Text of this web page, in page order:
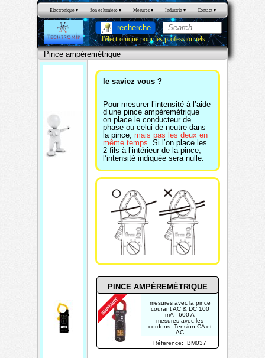
Electronique ▾ Son et lumiere ▾ Mesures ▾ Industrie ▾ Contact ▾
recherche
l'électronique pour les professionnels
Pince ampèremétrique
P
i
n
e
p
è
r
e
m
é
t
r
i
q
e
Réference: BM037
PINCE AMPÈREMÉTRIQUE
mesures avec la pince
courant AC & DC 100
mA - 600 A
mesures avec les
cordons :Tension CA et
AC
mΩ - 6000 kΩ
Température -40 - 400
Pinc
le saviez vous ?
Pour mesurer l’intensité à l’aide
d’une pince ampèremétrique
on place le conducteur de
phase ou celui de neutre dans
la pince, mais pas les deux en
même temps. Si l’on place les
2 fils à l’intérieur de la pince,
l’intensité indiquée sera nulle.